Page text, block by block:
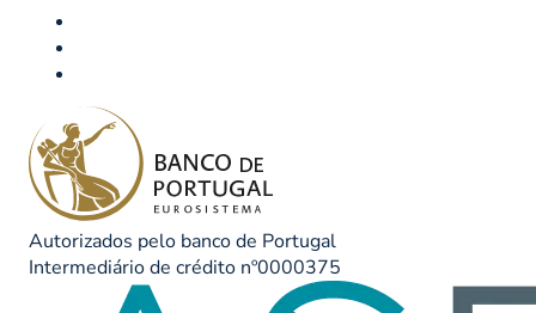
Autorizados pelo banco de Portugal
Intermediário de crédito nº0000375